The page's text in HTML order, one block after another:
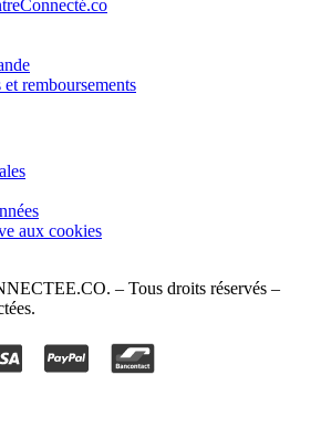
remboursements
aux cookies
. – Tous droits réservés –